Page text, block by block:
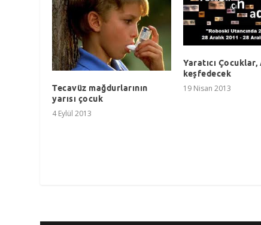
Tecavüz mağdurlarının
yarısı çocuk
4 Eylül 2013
Yaratıcı
keşfedecek
19 Nisan 2013